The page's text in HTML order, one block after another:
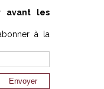
avant les
à la